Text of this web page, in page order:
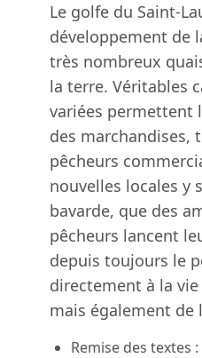
Le golfe du Saint-
développement de
très nombreux
la terre. Véritables
variées permettent
des marchandises,
pêcheurs
nouvelles locales y
bavarde, que des
pêcheurs lancent
depuis toujours le
directement à la
mais également de
Remise des textes